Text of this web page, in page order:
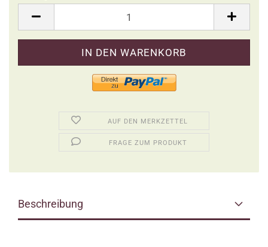
AUF DEN MERKZETTEL
FRAGE ZUM PRODUKT
Beschreibung